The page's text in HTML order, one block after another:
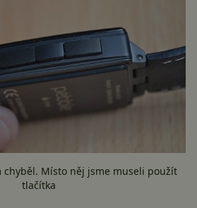
chyběl. Místo něj jsme museli použít
tlačítka